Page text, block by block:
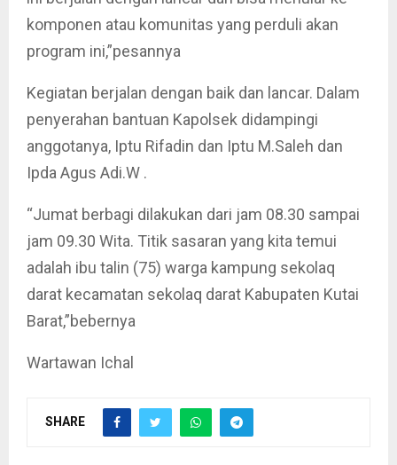
komponen atau komunitas yang perduli akan
program ini,”pesannya
Kegiatan berjalan dengan baik dan lancar. Dalam
penyerahan bantuan Kapolsek didampingi
anggotanya, Iptu Rifadin dan Iptu M.Saleh dan
Ipda Agus Adi.W .
“Jumat berbagi dilakukan dari jam 08.30 sampai
jam 09.30 Wita. Titik sasaran yang kita temui
adalah ibu talin (75) warga kampung sekolaq
darat kecamatan sekolaq darat Kabupaten Kutai
Barat,”bebernya
Wartawan Ichal
SHARE